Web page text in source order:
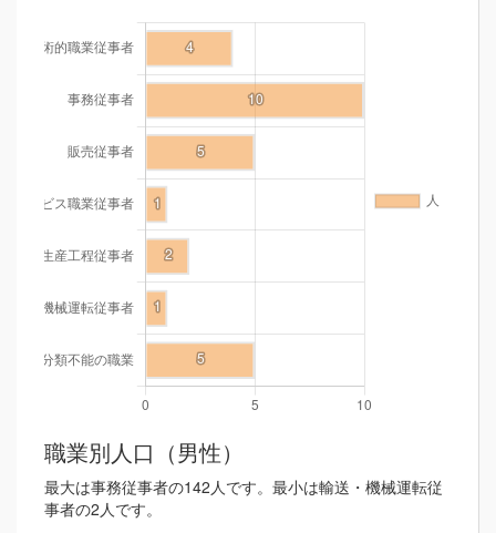
職業別人口（男性）
最大は事務従事者の142人です。最小は輸送・機械運転従
事者の2人です。